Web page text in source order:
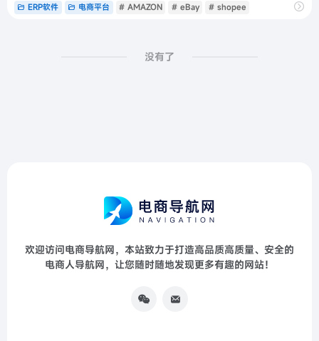
ERP软件 电商平台 # AMAZON # eBay # shopee
没有了
欢迎访问电商导航网，本站致力于打造高品质高质量、安全的
电商人导航网，让您随时随地发现更多有趣的网站！